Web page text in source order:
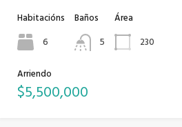
Habitacións
6
Baños
5
Área
230
Arriendo
$5,500,000